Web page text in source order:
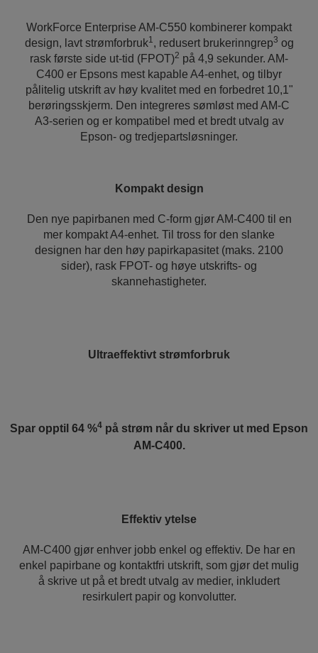
WorkForce Enterprise AM-C550 kombinerer kompakt
design, lavt strømforbruk1, redusert brukerinngrep3 og
rask første side ut-tid (FPOT)2 på 4,9 sekunder. AM-
C400 er Epsons mest kapable A4-enhet, og tilbyr
pålitelig utskrift av høy kvalitet med en forbedret 10,1"
berøringsskjerm. Den integreres sømløst med AM-C
A3-serien og er kompatibel med et bredt utvalg av
Epson- og tredjepartsløsninger.
Kompakt design
Den nye papirbanen med C-form gjør AM-C400 til en
mer kompakt A4-enhet. Til tross for den slanke
designen har den høy papirkapasitet (maks. 2100
sider), rask FPOT- og høye utskrifts- og
skannehastigheter.
Ultraeffektivt strømforbruk
Spar opptil 64 %4 på strøm når du skriver ut med Epson
AM-C400.
Effektiv ytelse
AM-C400 gjør enhver jobb enkel og effektiv. De har en
enkel papirbane og kontaktfri utskrift, som gjør det mulig
å skrive ut på et bredt utvalg av medier, inkludert
resirkulert papir og konvolutter.